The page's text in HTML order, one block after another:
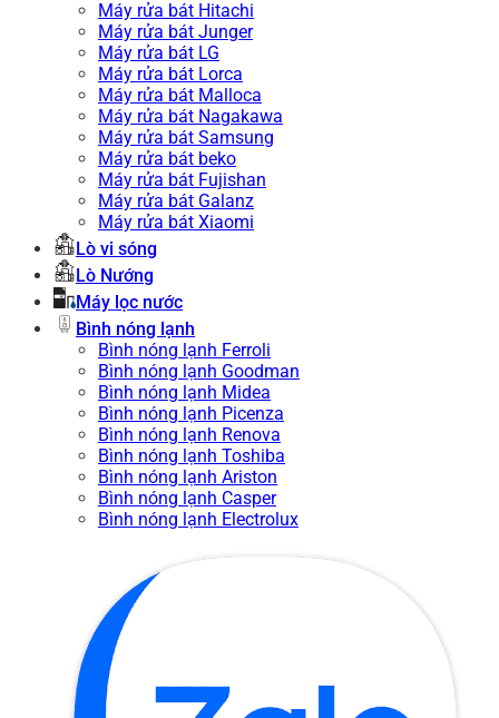
Máy rửa bát Hitachi
Máy rửa bát Junger
Máy rửa bát LG
Máy rửa bát Lorca
Máy rửa bát Malloca
Máy rửa bát Nagakawa
Máy rửa bát Samsung
Máy rửa bát beko
Máy rửa bát Fujishan
Máy rửa bát Galanz
Máy rửa bát Xiaomi
Lò vi sóng
Lò Nướng
Máy lọc nước
Bình nóng lạnh
Bình nóng lạnh Ferroli
Bình nóng lạnh Goodman
Bình nóng lạnh Midea
Bình nóng lạnh Picenza
Bình nóng lạnh Renova
Bình nóng lạnh Toshiba
Bình nóng lạnh Ariston
Bình nóng lạnh Casper
Bình nóng lạnh Electrolux